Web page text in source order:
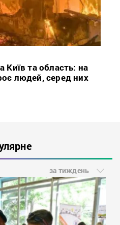
Київ та область: на
людей, серед них
за тиждень